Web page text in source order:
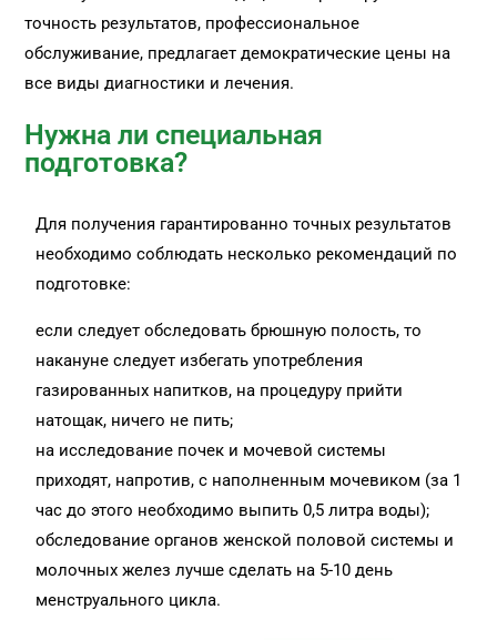
точность результатов, профессиональное
обслуживание, предлагает демократические цены на
все виды диагностики и лечения.
Нужна ли специальная
подготовка?
Для получения гарантированно точных результатов
необходимо соблюдать несколько рекомендаций по
подготовке:
если следует обследовать брюшную полость, то
накануне следует избегать употребления
газированных напитков, на процедуру прийти
натощак, ничего не пить;
на исследование почек и мочевой системы
приходят, напротив, с наполненным мочевиком (за 1
час до этого необходимо выпить 0,5 литра воды);
обследование органов женской половой системы и
молочных желез лучше сделать на 5-10 день
менструального цикла.